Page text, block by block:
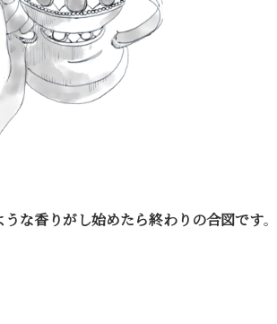
うな香りがし始めたら終わりの合図です